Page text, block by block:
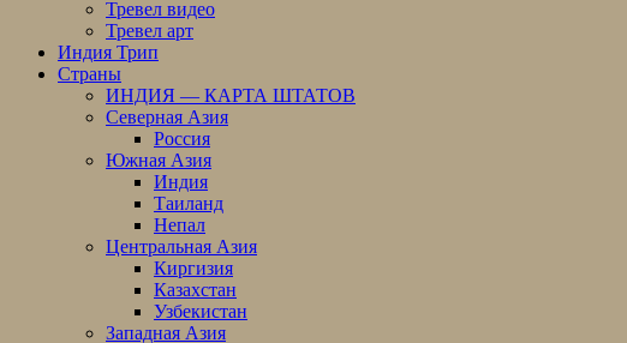
Тревел видео
Тревел арт
Индия Трип
Страны
ИНДИЯ — КАРТА ШТАТОВ
Северная Азия
Россия
Южная Азия
Индия
Таиланд
Непал
Центральная Азия
Киргизия
Казахстан
Узбекистан
Западная Азия